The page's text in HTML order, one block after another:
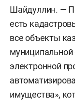
Шайдуллин. —
есть
все объекты
муниципальной
электронной
имущества»,